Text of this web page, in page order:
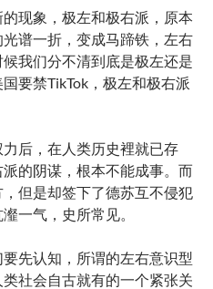
现象，极左和极右派，原本
谱一折，变成马蹄铁，左右
我们分不清到底是极左还是
要禁TikTok，极左和极右派
后，在人类历史裡就已存
的阴谋，根本不能成事。而
但是却签下了德苏互不侵犯
一气，史所常见。
先认知，所谓的左右意识型
社会自古就有的一个紧张关